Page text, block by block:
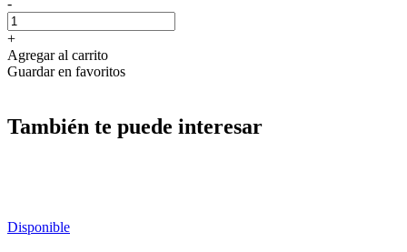
+
Agregar al carrito
Guardar en favoritos
También te puede interesar
Disponible